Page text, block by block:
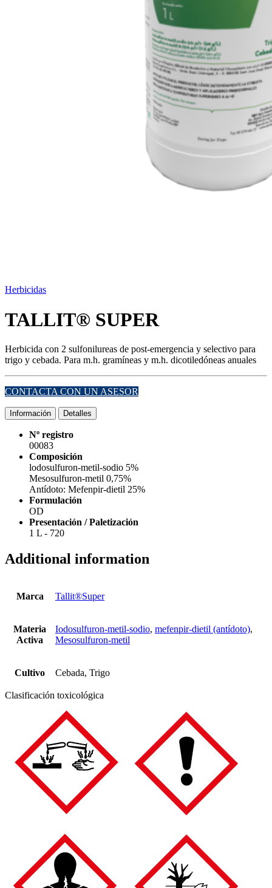
Herbicidas
TALLIT® SUPER
Herbicida con 2 sulfonilureas de post-emergencia y selectivo para
trigo y cebada. Para m.h. gramíneas y m.h. dicotiledóneas anuales
CONTACTA CON UN ASESOR
Información Detalles
Nº registro
00083
Composición
lodosulfuron-metil-sodio 5%
Mesosulfuron-metil 0,75%
Antídoto: Mefenpir-dietil 25%
Formulación
OD
Presentación / Paletización
1 L - 720
Additional information
Marca Tallit®Super
Materia
Activa
Iodosulfuron-metil-sodio, mefenpir-dietil (antídoto),
Mesosulfuron-metil
Cultivo Cebada, Trigo
Clasificación toxicológica